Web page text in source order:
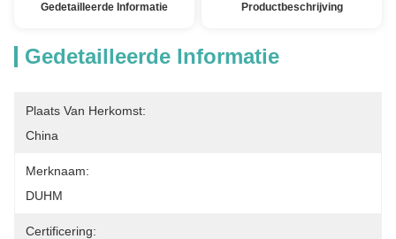
Gedetailleerde Informatie Productbeschrijving
Gedetailleerde Informatie
Plaats Van Herkomst:
China
Merknaam:
DUHM
Certificering: